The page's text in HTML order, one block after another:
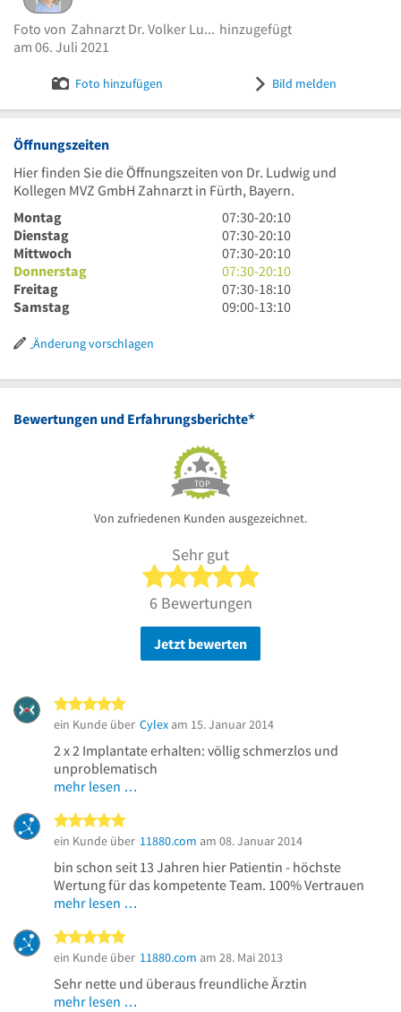
Dr. Volker Ludwig | Implantologe
eingestellt von
2021
Foto von Zahnarzt Dr. Volker Ludwig, hinzugefügt
am 06. Juli 2021
Foto hinzufügen Bild melden
Öffnungszeiten
Hier finden Sie die Öffnungszeiten von Dr. Ludwig und
Kollegen MVZ GmbH Zahnarzt in Fürth, Bayern.
Montag
7
Uhr
30
bis
20
Uhr
07:30-20:10
Dienstag
7
Uhr
30
bis
20
07:30-20:10
Mittwoch
7
Uhr
30
bis
07:30-20:10
Donnerstag
7
Uhr
30
10
07:30-20:10
Freitag
7
Uhr
Uhr
07:30-18:10
Samstag
9
Uhr
09:00-13:10
Änderung vorschlagen
Bewertungen und Erfahrungsberichte*
TOP
Von zufriedenen Kunden ausgezeichnet.
Sehr gut
5 von 5 Sternen
6 Bewertungen
Jetzt bewerten
ein Kunde über Cylex am 15. Januar 2014
2 x 2 Implantate erhalten: völlig schmerzlos und
unproblematisch
mehr lesen …
ein Kunde über 11880.com am 08. Januar 2014
bin schon seit 13 Jahren hier Patientin - höchste
Wertung für das kompetente Team. 100% Vertrauen
mehr lesen …
ein Kunde über 11880.com am 28. Mai 2013
Sehr nette und überaus freundliche Ärztin
mehr lesen …